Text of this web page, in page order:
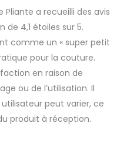
est imperméable
corrosion. Les
rendent la
plus stable. Facile
& nettoyer —
les pièces sont
en détail, ce
permet
la table
par étape. La
de charge
Pliante a recueilli des avis
4,1 étoiles sur 5.
comme un « super petit
pour la couture.
en raison de
ou de l’utilisation. Il
peut varier, ce
produit à réception.